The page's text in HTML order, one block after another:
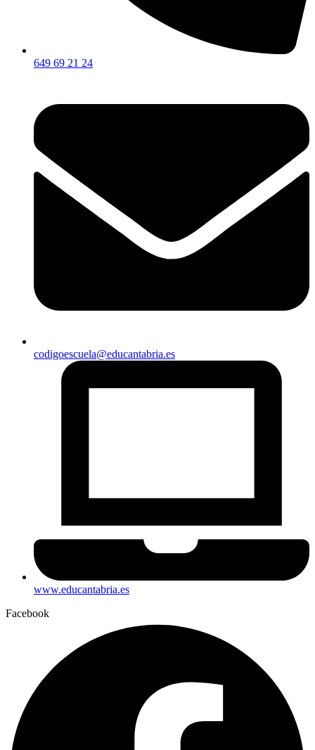
649 69 21 24
codigoescuela@educantabria.es
www.educantabria.es
Facebook